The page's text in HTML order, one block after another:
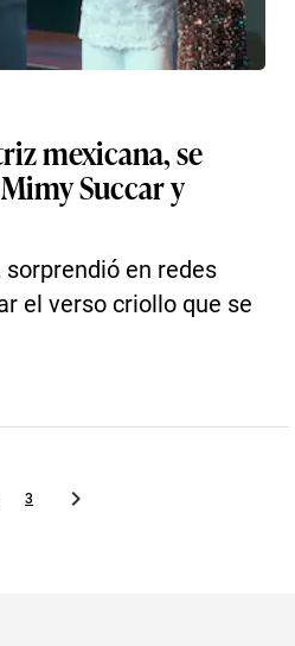
mexicana, se
Succar y
en redes
el verso criollo que se
3